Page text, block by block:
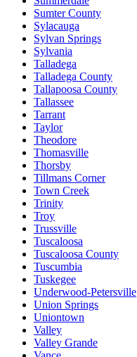
Sumter County
Sylacauga
Sylvan Springs
Sylvania
Talladega
Talladega County
Tallapoosa County
Tallassee
Tarrant
Taylor
Theodore
Thomasville
Thorsby
Tillmans Corner
Town Creek
Trinity
Troy
Trussville
Tuscaloosa
Tuscaloosa County
Tuscumbia
Tuskegee
Underwood-Petersville
Union Springs
Uniontown
Valley
Valley Grande